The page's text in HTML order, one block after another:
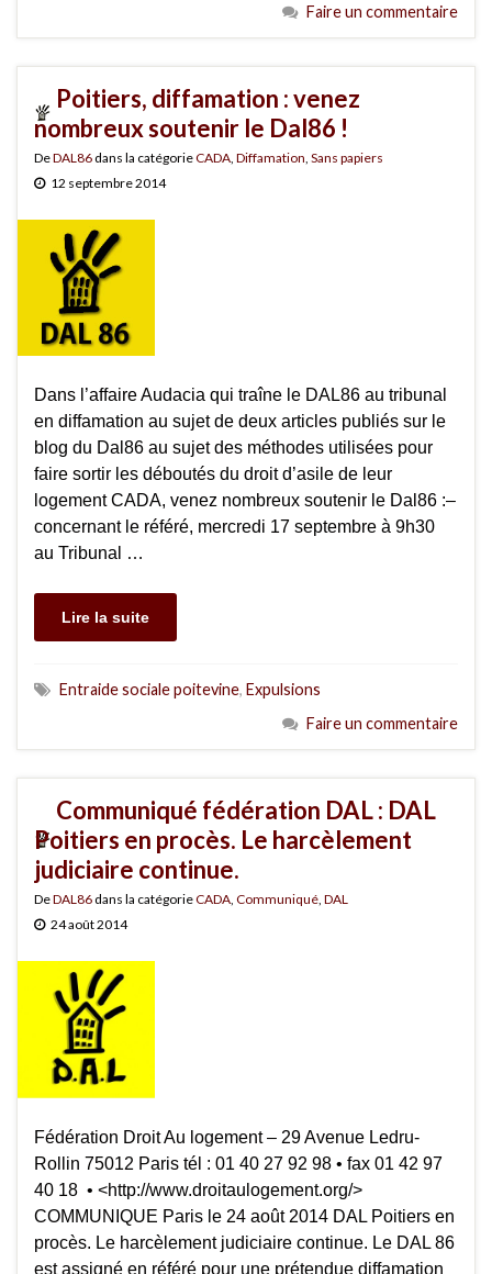
Faire un commentaire
Poitiers, diffamation : venez
nombreux soutenir le Dal86 !
DeDAL86 dans la catégorieCADA Diffamation Sans papiers
12 septembre 2014
Dans l’affaire Audacia qui traîne le DAL86 au tribunal
en diffamation au sujet de deux articles publiés sur le
blog du Dal86 au sujet des méthodes utilisées pour
faire sortir les déboutés du droit d’asile de leur
logement CADA, venez nombreux soutenir le Dal86 :–
concernant le référé, mercredi 17 septembre à 9h30
au Tribunal …
Lire la suite
Entraide sociale poitevine, Expulsions
Faire un commentaire
Communiqué fédération DAL : DAL
Poitiers en procès. Le harcèlement
judiciaire continue.
DeDAL86 dans la catégorieCADA, Communiqué, DAL
24 août 2014
Fédération Droit Au logement – 29 Avenue Ledru-
Rollin 75012 Paris tél : 01 40 27 92 98 • fax 01 42 97
40 18 • <http://www.droitaulogement.org/>
COMMUNIQUE Paris le 24 août 2014 DAL Poitiers en
procès. Le harcèlement judiciaire continue. Le DAL 86
est assigné en référé pour une prétendue diffamation